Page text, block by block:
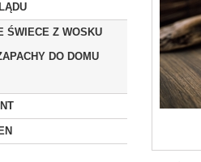
ŚWIECE Z WOSKU
DO DOMU